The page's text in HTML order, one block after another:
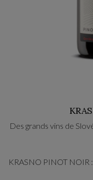
Des grands vins de
KRASNO PINOT NOIR